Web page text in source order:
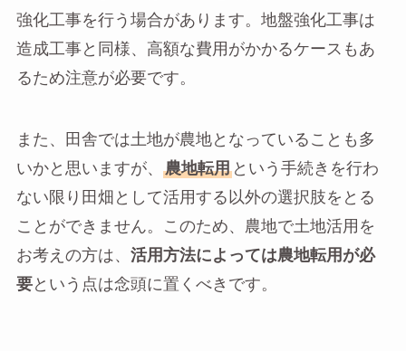
強化工事を行う場合があります。地盤強化工事は
造成工事と同様、高額な費用がかかるケースもあ
るため注意が必要です。
また、田舎では土地が農地となっていることも多
いかと思いますが、
農地転用という手続きを行わ
ない限り田畑として活用する以外の選択肢をとる
ことができません。このため、農地で土地活用を
お考えの方は、 活用方法によっては農地転用が必
要という点は念頭に置くべきです。